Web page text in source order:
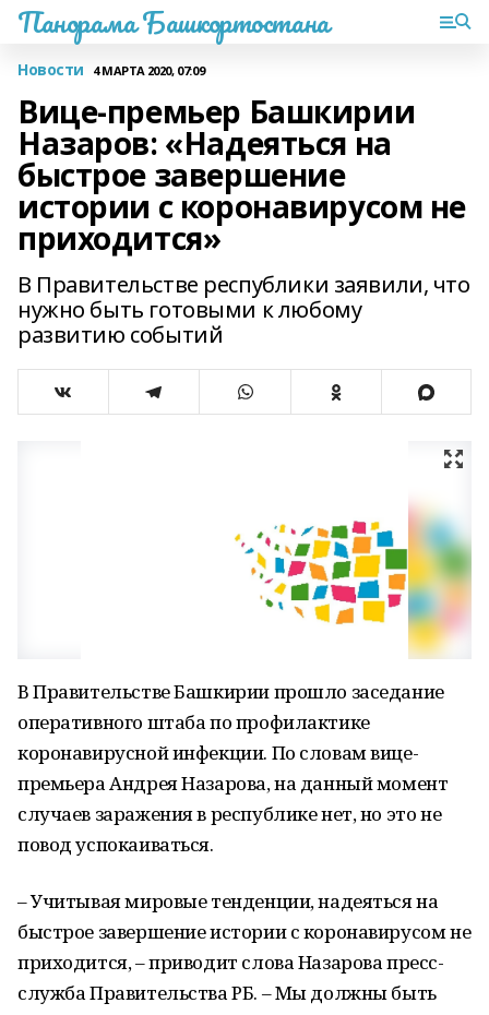
Панорама Башкортостана
Новости 4 МАРТА 2020, 07:09
Вице-премьер Башкирии
Назаров: «Надеяться на
быстрое завершение
истории с коронавирусом не
приходится»
В Правительстве республики заявили, что
нужно быть готовыми к любому
развитию событий
В Правительстве Башкирии прошло заседание
оперативного штаба по профилактике
коронавирусной инфекции. По словам вице-
премьера Андрея Назарова, на данный момент
случаев заражения в республике нет, но это не
повод успокаиваться.
– Учитывая мировые тенденции, надеяться на
быстрое завершение истории с коронавирусом не
приходится, – приводит слова Назарова пресс-
служба Правительства РБ. – Мы должны быть